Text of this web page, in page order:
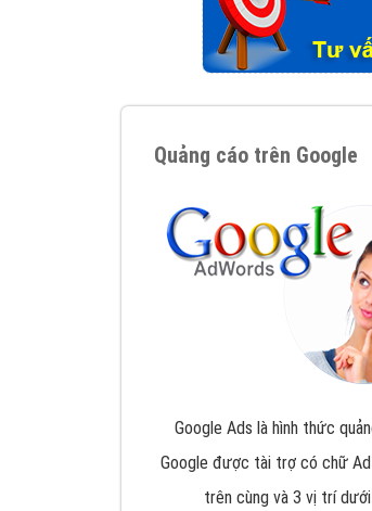
Quảng cáo trên Google
Google Ads là hình thức
Google được tài trợ có chữ
trên cùng và 3 vị trí